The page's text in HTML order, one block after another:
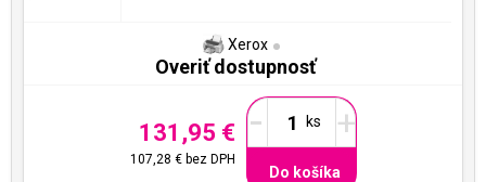
Xerox
Overiť dostupnosť
131,95 €
107,28 €bez DPH
- +
Do košíka